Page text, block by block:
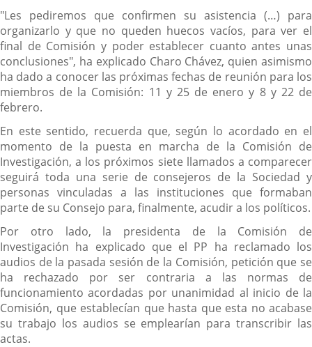
"Les pediremos que confirmen su asistencia (…) para
organizarlo y que no queden huecos vacíos, para ver el
final de Comisión y poder establecer cuanto antes unas
conclusiones", ha explicado Charo Chávez, quien asimismo
ha dado a conocer las próximas fechas de reunión para los
miembros de la Comisión: 11 y 25 de enero y 8 y 22 de
febrero.
En este sentido, recuerda que, según lo acordado en el
momento de la puesta en marcha de la Comisión de
Investigación, a los próximos siete llamados a comparecer
seguirá toda una serie de consejeros de la Sociedad y
personas vinculadas a las instituciones que formaban
parte de su Consejo para, finalmente, acudir a los políticos.
Por otro lado, la presidenta de la Comisión de
Investigación ha explicado que el PP ha reclamado los
audios de la pasada sesión de la Comisión, petición que se
ha rechazado por ser contraria a las normas de
funcionamiento acordadas por unanimidad al inicio de la
Comisión, que establecían que hasta que esta no acabase
su trabajo los audios se emplearían para transcribir las
actas.